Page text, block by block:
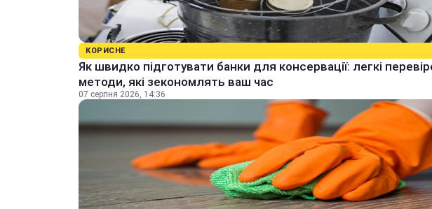
КОРИСНЕ
Як швидко підготувати банки для консервації: легкі
методи, які зекономлять ваш час
07 серпня 2026, 14:36